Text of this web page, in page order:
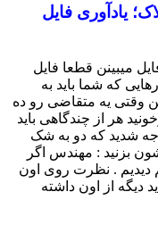
یادآوری فایل
میبینن قطعا فایل
که شما باید به
وقتی یه متقاضی رو ده
هر از چندگاهی باید
شدید که دو به شک
بزنید : مهندس اگر
دیدیم . نظرت روی اون
دیگه از اون داشته